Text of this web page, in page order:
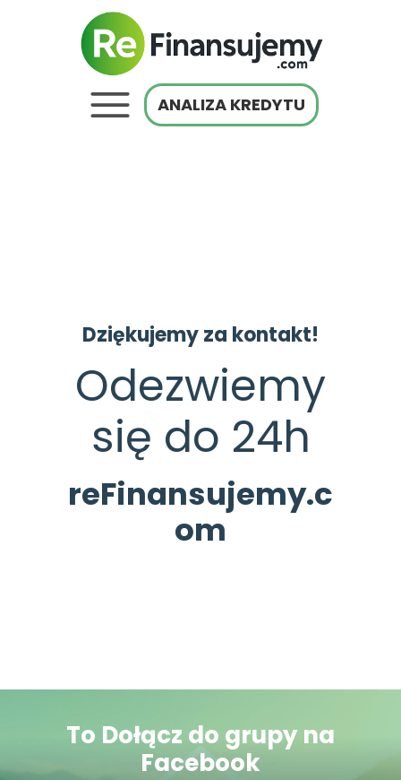
ANALIZA KREDYTU
Dziękujemy za kontakt!
Odezwiemy
się do 24h
reFinansujemy.c
om
To Dołącz do grupy na
Facebook